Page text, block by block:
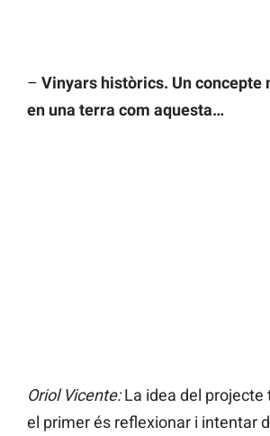
– Vinyars històrics. Un concepte
en una terra com aquesta…
Oriol Vicente:La idea del projecte
el primer és reflexionar i intentar